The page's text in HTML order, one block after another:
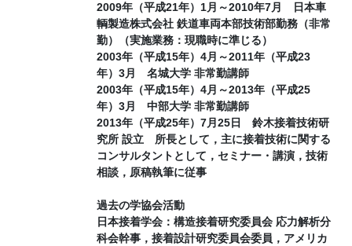
2009年（平成21年）1月～2010年7月 日本車
輌製造株式会社 鉄道車両本部技術部勤務（非常
勤）（実施業務：現職時に準じる）
2003年（平成15年）4月～2011年（平成23
年）3月 名城大学 非常勤講師
2003年（平成15年）4月～2013年（平成25
年）3月 中部大学 非常勤講師
2013年（平成25年）7月25日 鈴木接着技術研
究所 設立 所長として，主に接着技術に関する
コンサルタントとして，セミナー・講演，技術
相談，原稿執筆に従事
過去の学協会活動
日本接着学会：構造接着研究委員会 応力解析分
科会幹事，接着設計研究委員会委員，アメリカ